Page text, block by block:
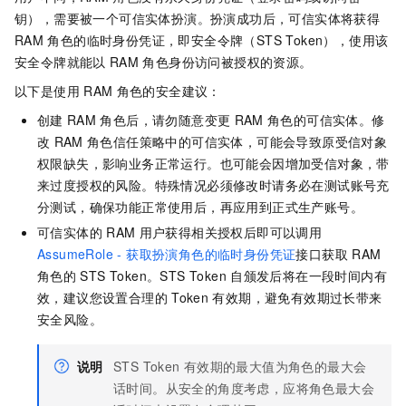
钥），需要被一个可信实体扮演。扮演成功后，可信实体将获得
RAM 角色的临时身份凭证，即安全令牌（STS Token），使用该
安全令牌就能以 RAM 角色身份访问被授权的资源。
以下是使用 RAM 角色的安全建议：
创建 RAM 角色后，请勿随意变更 RAM 角色的可信实体。修
改 RAM 角色信任策略中的可信实体，可能会导致原受信对象
权限缺失，影响业务正常运行。也可能会因增加受信对象，带
来过度授权的风险。特殊情况必须修改时请务必在测试账号充
分测试，确保功能正常使用后，再应用到正式生产账号。
可信实体的 RAM 用户获得相关授权后即可以调用
AssumeRole - 获取扮演角色的临时身份凭证接口获取 RAM
角色的 STS Token。STS Token 自颁发后将在一段时间内有
效，建议您设置合理的 Token 有效期，避免有效期过长带来
安全风险。
说明 STS Token 有效期的最大值为角色的最大会
话时间。从安全的角度考虑，应将角色最大会